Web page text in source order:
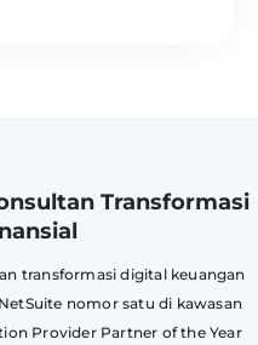
Transformasi
transformasi digital keuangan
nomor satu di kawasan
Provider Partner of the Year